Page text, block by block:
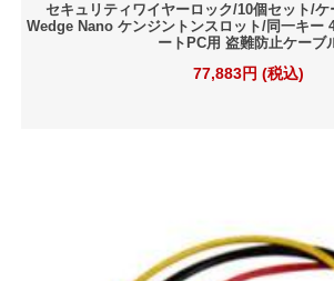
セキュリティワイヤーロック/10個セット/
Wedge Nano ケンジントンスロット/同一キー
ートPC用 盗難防止ケーブ
77,883円 (税込)